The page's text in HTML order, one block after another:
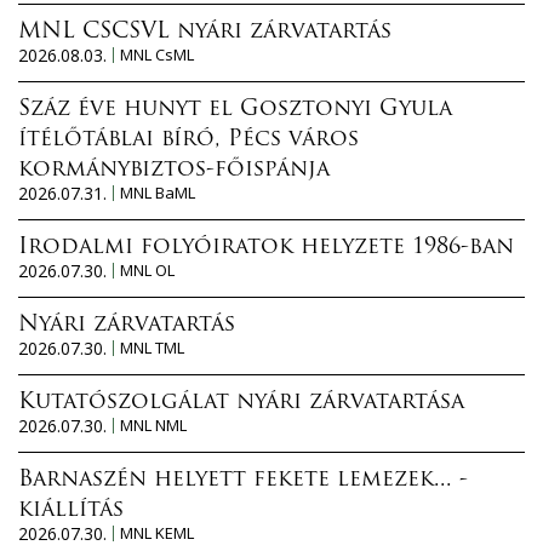
MNL CSCSVL nyári zárvatartás
2026.08.03.
MNL CsML
Száz éve hunyt el Gosztonyi Gyula
ítélőtáblai bíró, Pécs város
kormánybiztos-főispánja
2026.07.31.
MNL BaML
Irodalmi folyóiratok helyzete 1986-ban
2026.07.30.
MNL OL
Nyári zárvatartás
2026.07.30.
MNL TML
Kutatószolgálat nyári zárvatartása
2026.07.30.
MNL NML
Barnaszén helyett fekete lemezek... -
kiállítás
2026.07.30.
MNL KEML